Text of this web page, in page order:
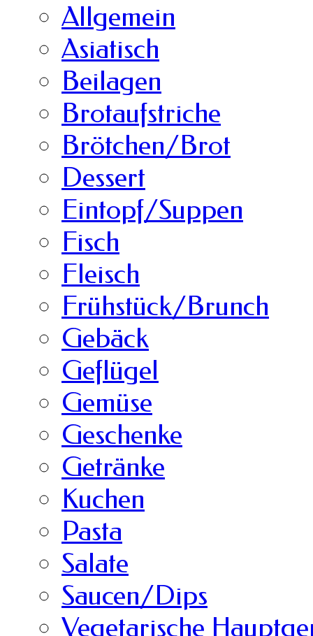
Allgemein
Asiatisch
Beilagen
Brotaufstriche
Brötchen/Brot
Dessert
Eintopf/Suppen
Fisch
Fleisch
Frühstück/Brunch
Gebäck
Geflügel
Gemüse
Geschenke
Getränke
Kuchen
Pasta
Salate
Saucen/Dips
Vegetarische